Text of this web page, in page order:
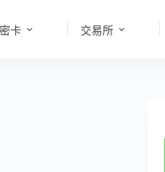
卡 交易所